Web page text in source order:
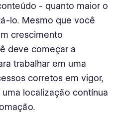
- quanto maior o
lo. Mesmo que você
crescimento
deve começar a
trabalhar em uma
corretos em vigor,
localização contínua